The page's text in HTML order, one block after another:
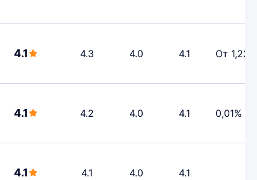
4.1 4.3 4.0 4.1 От 1,22%
4.1 4.2 4.0 4.1 0,01%
4.1 4.1 4.0 4.1